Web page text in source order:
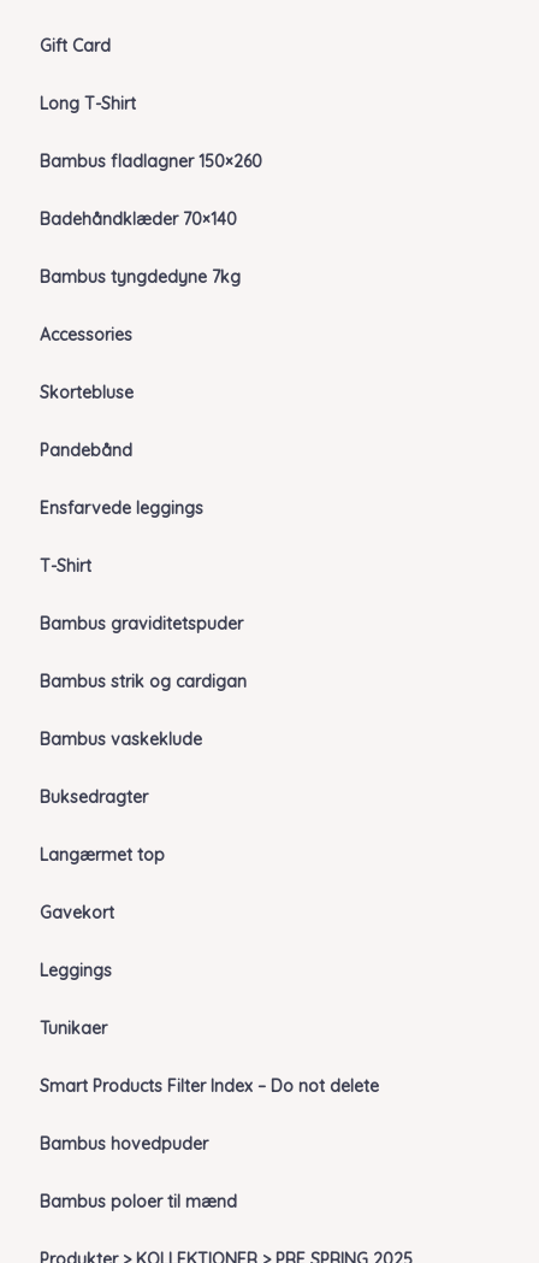
Gift Card
Long T-Shirt
Bambus fladlagner 150×260
Badehåndklæder 70×140
Bambus tyngdedyne 7kg
Accessories
Skortebluse
Pandebånd
Ensfarvede leggings
T-Shirt
Bambus graviditetspuder
Bambus strik og cardigan
Bambus vaskeklude
Buksedragter
Langærmet top
Gavekort
Leggings
Tunikaer
Smart Products Filter Index – Do not delete
Bambus hovedpuder
Bambus poloer til mænd